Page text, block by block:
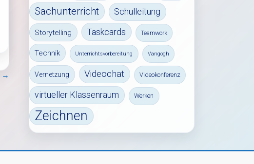
→
Sachunterricht Schulleitung
Storytelling Taskcards Teamwork
Technik Unterrichtsvorbereitung Vangogh
Vernetzung Videochat Videokonferenz
virtueller Klassenraum Werken
Zeichnen